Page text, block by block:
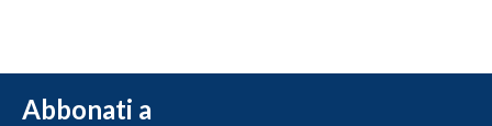
Abbonati a